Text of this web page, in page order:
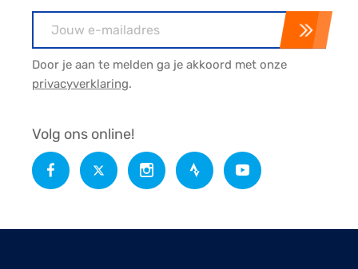
Door je aan te melden ga je akkoord met onze
privacyverklaring.
Volg ons online!